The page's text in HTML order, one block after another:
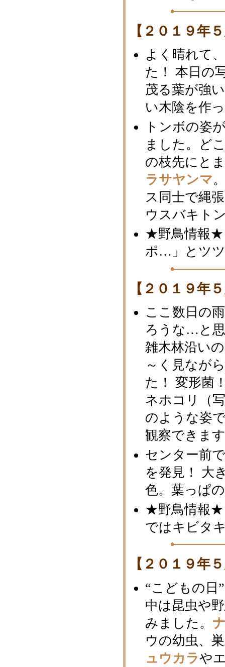
【２０１９年
よく晴れて
た！ 本日の
茂る葉が強
い木陰を作
トンボの姿
ました。ど
の枝先にと
ラサヤンマ
ス同士で縄
ウスバキト
★野鳥情報★
ポ…」とツ
【２０１９年
ここ数日の
ろうな…と
雑木林沿い
～く見なが
た！ 変形菌
ネホコリ（
のような姿
観察できま
センター前
を発見！ 大
色。葉っぱ
★野鳥情報★
ではキビタ
【２０１９年
“こどもの日
中は昆虫や
みました。
ウの幼虫、
ュウカラや